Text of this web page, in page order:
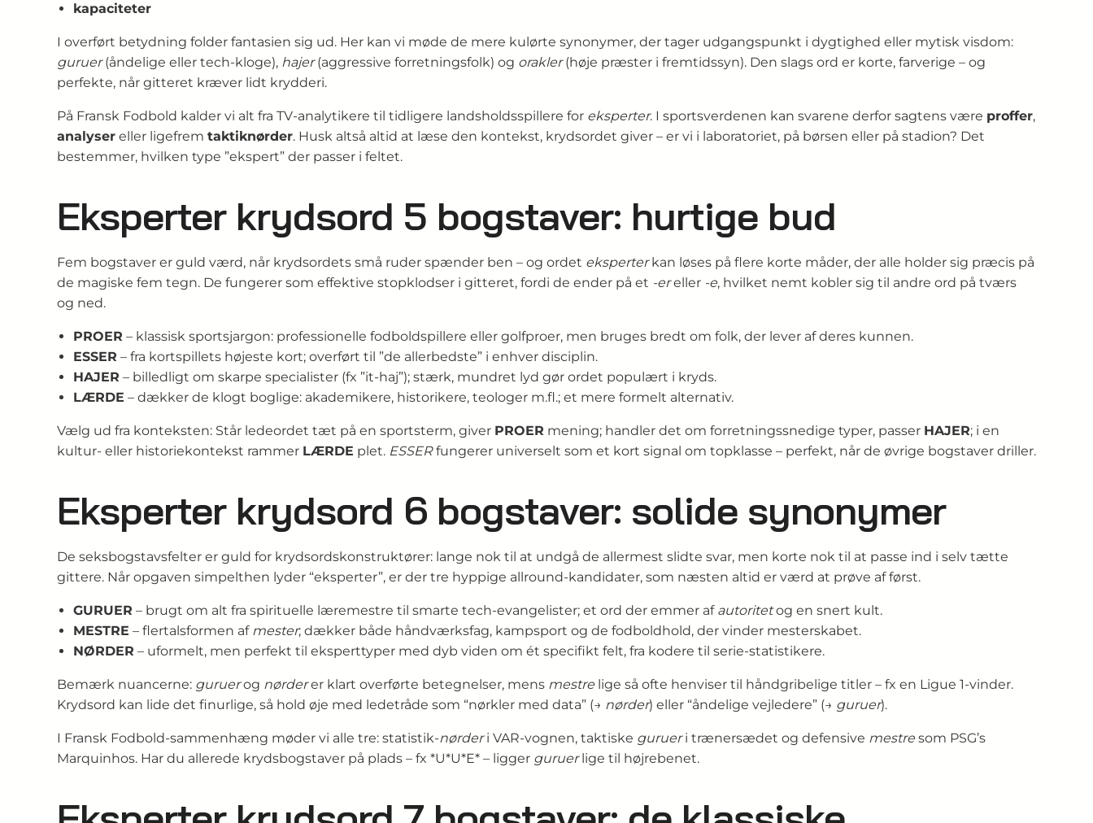
kapaciteter
I overført betydning folder fantasi­en sig ud. Her kan vi møde de mere kulørte synonymer, der tager udgangspunkt i dygtighed eller mytisk visdom:
guruer(åndelige eller tech-kloge), hajer(aggressive forretningsfolk) og orakler(høje præster i fremtidssyn). Den slags ord er korte, farverige – og
perfekte, når gitteret kræver lidt krydderi.
På Fransk Fodbold kalder vi alt fra TV-analytikere til tidligere landsholds­spillere for eksperter. I sports­verdenen kan svarene derfor sagtens være proffer,
analyser eller ligefrem taktiknørder. Husk altså altid at læse den kontekst, krydsordet giver – er vi i laboratoriet, på børsen eller på stadion? Det
bestemmer, hvilken type ”ekspert” der passer i feltet.
Eksperter krydsord 5 bogstaver: hurtige bud
Fem bogstaver er guld værd, når krydsordets små ruder spænder ben – og ordet eksperterkan løses på flere korte måder, der alle holder sig præcis på
de magiske fem tegn. De fungerer som effektive stopklodser i gitteret, fordi de ender på et -ereller -e, hvilket nemt kobler sig til andre ord på tværs
og ned.
PROER – klassisk sportsjargon: professionelle fodboldspillere eller golfproer, men bruges bredt om folk, der lever af deres kunnen.
ESSER – fra kortspillets højeste kort; overført til ”de allerbedste” i enhver disciplin.
HAJER – billedligt om skarpe specialister (fx ”it-haj”); stærk, mundret lyd gør ordet populært i kryds.
LÆRDE – dækker de klogt boglige: akademikere, historikere, teologer m.fl.; et mere formelt alternativ.
Vælg ud fra konteksten: Står ledeordet tæt på en sportsterm, giver PROER mening; handler det om forretningssnedige typer, passer HAJER; i en
kultur- eller historiekontekst rammer LÆRDE plet. ESSERfungerer universelt som et kort signal om topklasse – perfekt, når de øvrige bogstaver driller.
Eksperter krydsord 6 bogstaver: solide synonymer
De seksbogstavs­felter er guld for krydsords­konstruktører: lange nok til at undgå de aller­mest slidte svar, men korte nok til at passe ind i selv tætte
gittere. Når opgaven simpelthen lyder “eksperter”, er der tre hyppige allround-kandidater, som næsten altid er værd at prøve af først.
GURUER – brugt om alt fra spirituelle læremestre til smarte tech-evangelister; et ord der emmer af autoritetog en snert kult.
MESTRE – flertalsformen af mester; dækker både håndværks­fag, kampsport og de fodboldhold, der vinder mesterskabet.
NØRDER – uformelt, men perfekt til ekspert­typer med dyb viden om ét specifikt felt, fra kodere til serie-statistikere.
Bemærk nuancerne: guruerog nørderer klart overførte betegnelser, mens mestre lige så ofte henviser til håndgribelige titler – fx en Ligue 1-vinder.
Krydsord kan lide det finurlige, så hold øje med ledetråde som “nørkler med data” (→ nørder) eller “åndelige vejledere” (→ guruer).
I Fransk Fodbold-sammenhæng møder vi alle tre: statistik-nørderi VAR-vognen, taktiske gurueri trænersædet og defensive mestre som PSG’s
Marquinhos. Har du allerede krydsbogstaver på plads – fx *U*U*E* – ligger guruerlige til højrebenet.